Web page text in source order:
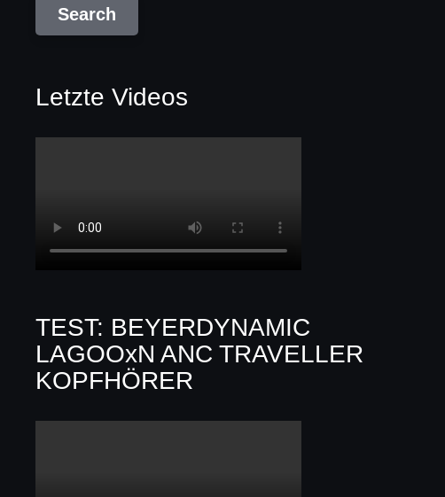
Letzte Videos
TEST: BEYERDYNAMIC
LAGOOxN ANC TRAVELLER
KOPFHÖRER